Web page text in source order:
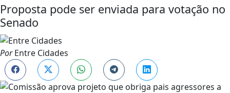
Proposta pode ser enviada para votação no
Senado
PorEntre Cidades